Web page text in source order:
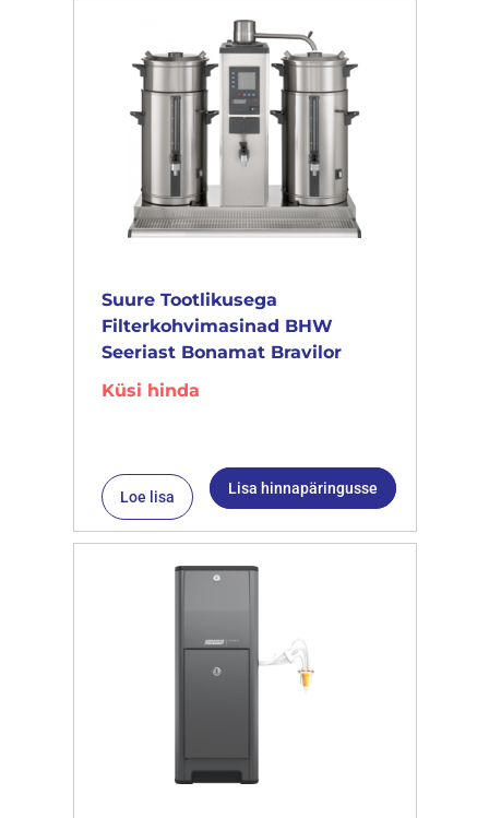
Suure Tootlikusega
Filterkohvimasinad BHW
Seeriast Bonamat Bravilor
Küsi hinda
Loe lisa Lisa hinnapäringusse